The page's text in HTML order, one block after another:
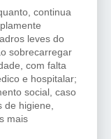
continua
leves do
sobrecarregar
com falta
e hospitalar;
social, caso
higiene,
mais